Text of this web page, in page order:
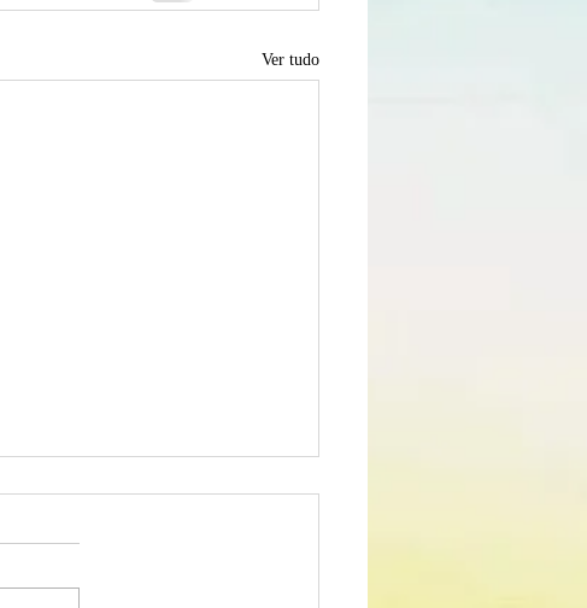
Ver tudo